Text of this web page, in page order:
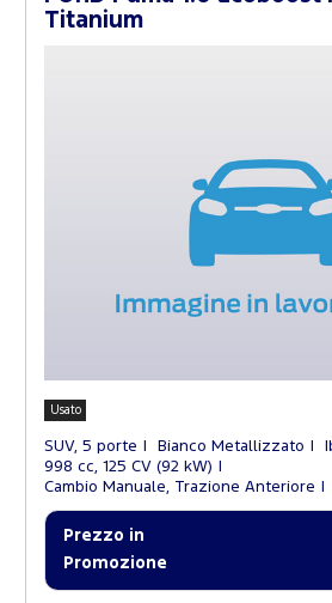
Titanium
Usato
SUV, 5 porte Bianco Metallizzato
998 cc, 125 CV (92 kW)
Cambio Manuale, Trazione Anteriore
Prezzo in
Promozione